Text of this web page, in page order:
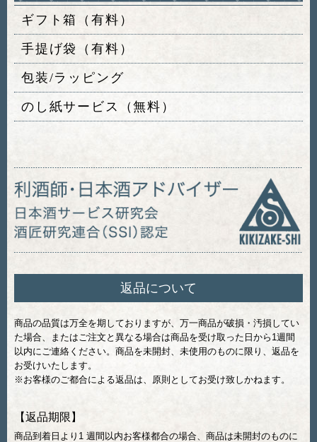
ギフト箱（有料）
手提げ袋（有料）
包装/ラッピング
のし紙サービス（無料）
返品について
商品の品質は万全を期しておりますが、万一商品が破損・汚損してい
た場合、またはご注文と異なる場合は商品を受け取った日から1週間
以内にご連絡ください。商品を未開封、未使用のものに限り、返品を
お受けいたします。
※お客様のご都合による返品は、原則としてお受け致しかねます。
【返品期限】
商品到着日より1 週間以内お客様都合の場合、商品は未開封のものに